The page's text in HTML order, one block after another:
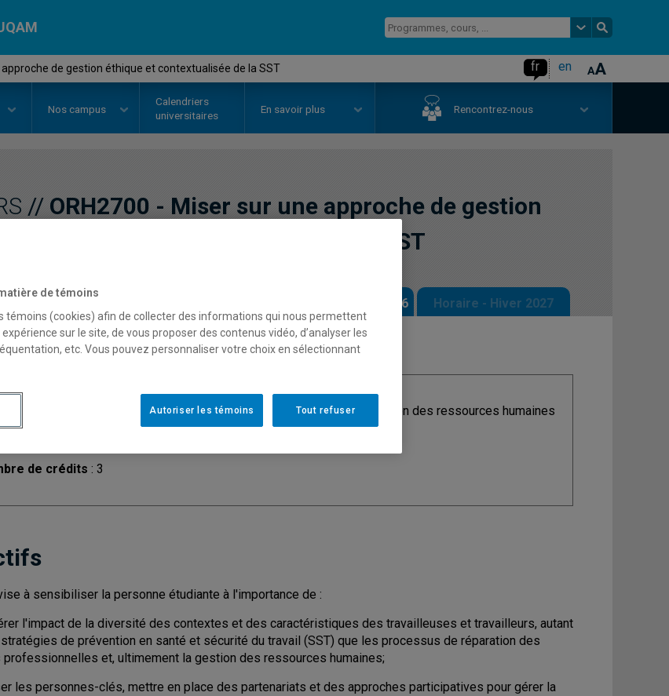
approche de gestion éthique et contextualisée de la SST fr en
Nos campus
Calendriers
universitaires
En savoir plus Rencontrez-nous
// ORH2700 - Miser sur une approche de gestion
éthique et contextualisée de la SST
Horaire - Automne 2026 Horaire - Hiver 2027
de crédits : 3
Discipline: Organisation des ressources humaines
à sensibiliser la personne étudiante à l'importance de :
l'impact de la diversité des contextes et des caractéristiques des travailleuses et travailleurs, autant
de prévention en santé et sécurité du travail (SST) que les processus de réparation des
professionnelles et, ultimement la gestion des ressources humaines;
les personnes-clés, mettre en place des partenariats et des approches participatives pour gérer la
de témoins
témoins (cookies) afin de collecter des informations qui nous permettent
sur le site, de vous proposer des contenus vidéo, d’analyser les
etc. Vous pouvez personnaliser votre choix en sélectionnant
Tout refuser
Autoriser les témoins